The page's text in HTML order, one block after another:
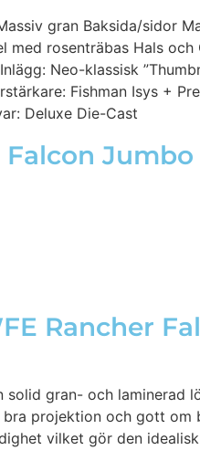
gran Baksida/sidor
rosenträbas Hals
Neo-klassisk
Fishman Isys +
Deluxe Die-Cast
Falcon
Rancher
solid gran- och
projektion och gott om
vilket gör den